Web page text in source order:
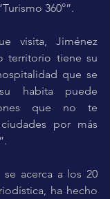
360°”.
visita, Jiménez
territorio tiene su
que se
habita puede
que no te
por más
se acerca a los 20
ha hecho